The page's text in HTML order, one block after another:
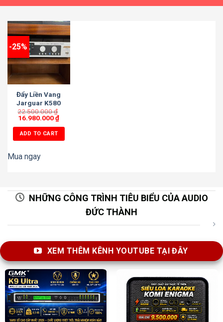
-25%
Đẩy Liền Vang
Jarguar K580
PLATINUM
MODEL 2026
22.500.000₫
16.980.000₫
ADD TO CART
Mua ngay
NHỮNG CÔNG TRÌNH TIÊU BIỂU CỦA AUDIO
ĐỨC THÀNH
XEM THÊM KÊNH YOUTUBE TẠI ĐÂY